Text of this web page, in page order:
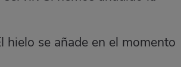
hielo se añade en el momento